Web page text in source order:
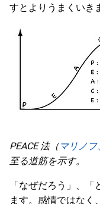
すとよりうまくいき
PEACE 法（マリノ
至る道筋を示す。
「なぜだろう」、
ます。感情ではなく